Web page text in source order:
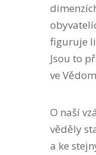
figuruje
Jsou to
ve
O naší
věděly
a ke